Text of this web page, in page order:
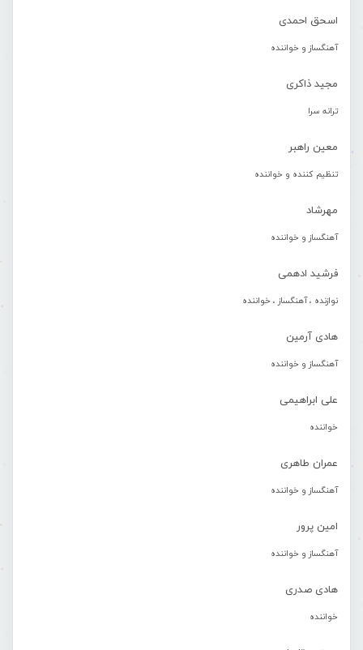
اسحق احمدی
آهنگساز و خواننده
مجید ذاکری
ترانه سرا
معین راهبر
تنظیم کننده و خواننده
مهرشاد
آهنگساز و خواننده
فرشید ادهمی
نوازنده ، آهنگساز ، خواننده
هادی آرمین
آهنگساز و خواننده
علی ابراهیمی
خواننده
عمران طاهری
آهنگساز و خواننده
امین پرور
آهنگساز و خواننده
هادی صدری
خواننده